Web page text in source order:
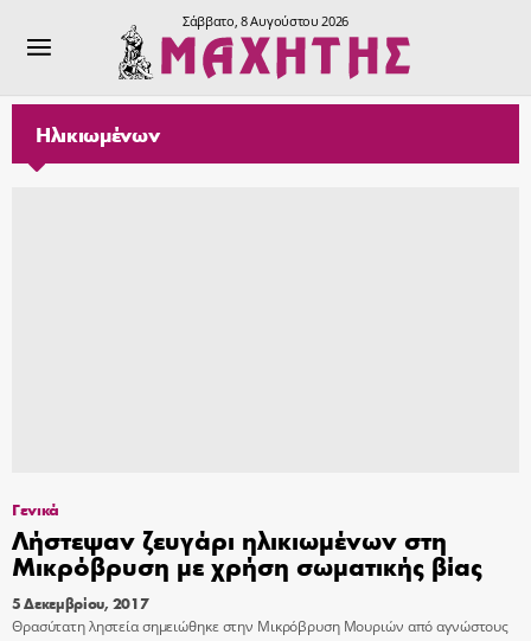
Σάββατο, 8 Αυγούστου 2026
Ηλικιωμένων
Γενικά
Λήστεψαν ζευγάρι ηλικιωμένων στη
Μικρόβρυση με χρήση σωματικής βίας
5 Δεκεμβρίου, 2017
Θρασύτατη ληστεία σημειώθηκε στην Μικρόβρυση Μουριών από αγνώστους